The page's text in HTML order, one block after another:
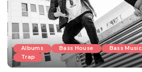
Albums Bass House Bass Music
Trap